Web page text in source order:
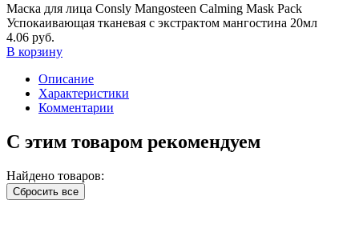
Маска для лица Consly Mangosteen Calming Mask Pack
Успокаивающая тканевая с экстрактом мангостина 20мл
4.06 руб.
В корзину
Описание
Характеристики
Комментарии
С этим товаром рекомендуем
Найдено товаров:
Сбросить все